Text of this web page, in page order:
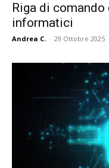
Riga di
informatici
Andrea C. - 29 Ottobre 2025